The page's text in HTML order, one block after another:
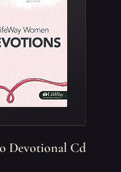
Devotional Cd